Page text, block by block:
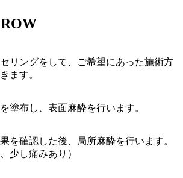
リングをして、ご希望にあった施術方
ます。
塗布し、表面麻酔を行います。
を確認した後、局所麻酔を行います。
少し痛みあり）